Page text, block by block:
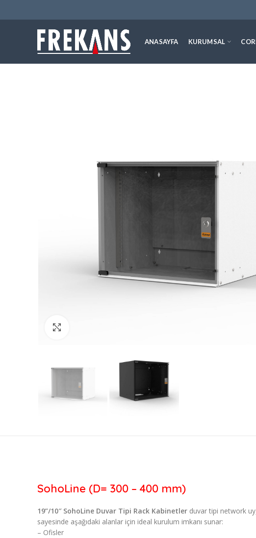
ANASAYFA KURUMSAL
SohoLine (D= 300 – 400 mm)
19”/10″ SohoLine Duvar Tipi Rack Kabinetler duvar tipi network
sayesinde aşağıdaki alanlar için ideal kurulum imkanı sunar:
– Ofisler